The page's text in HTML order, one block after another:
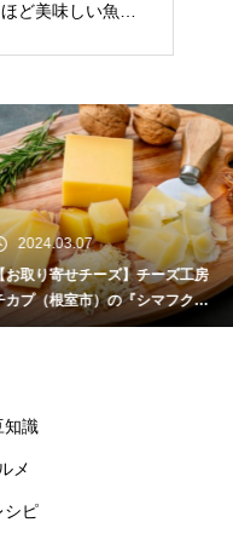
ど美味しい魚。
2024.03.07
お取り寄せチーズ】チーズ工房
カプ（根室市）の『シマフクロ
知識
メ
シピ